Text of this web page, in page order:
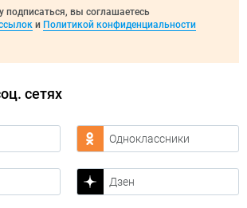
подписаться, вы соглашаетесь
и Политикой конфиденциальности
сетях
Одноклассники
Дзен